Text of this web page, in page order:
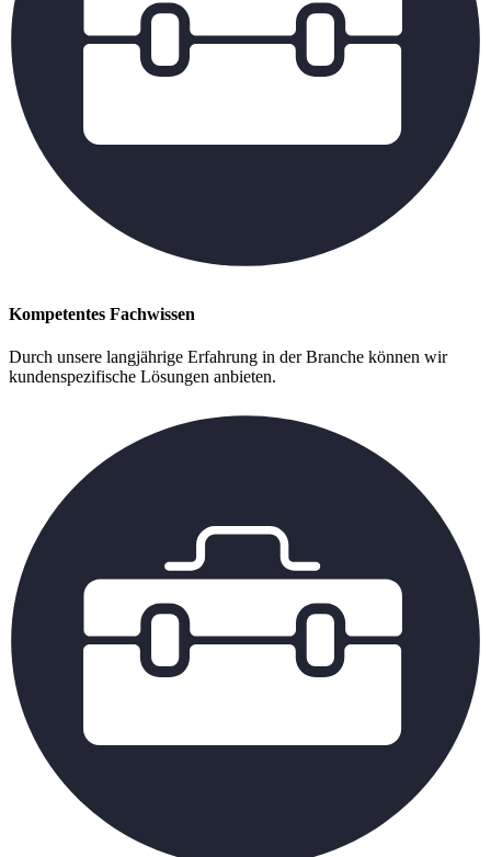
Kompetentes Fachwissen
Durch unsere langjährige Erfahrung in der Branche können wir
kundenspezifische Lösungen anbieten.